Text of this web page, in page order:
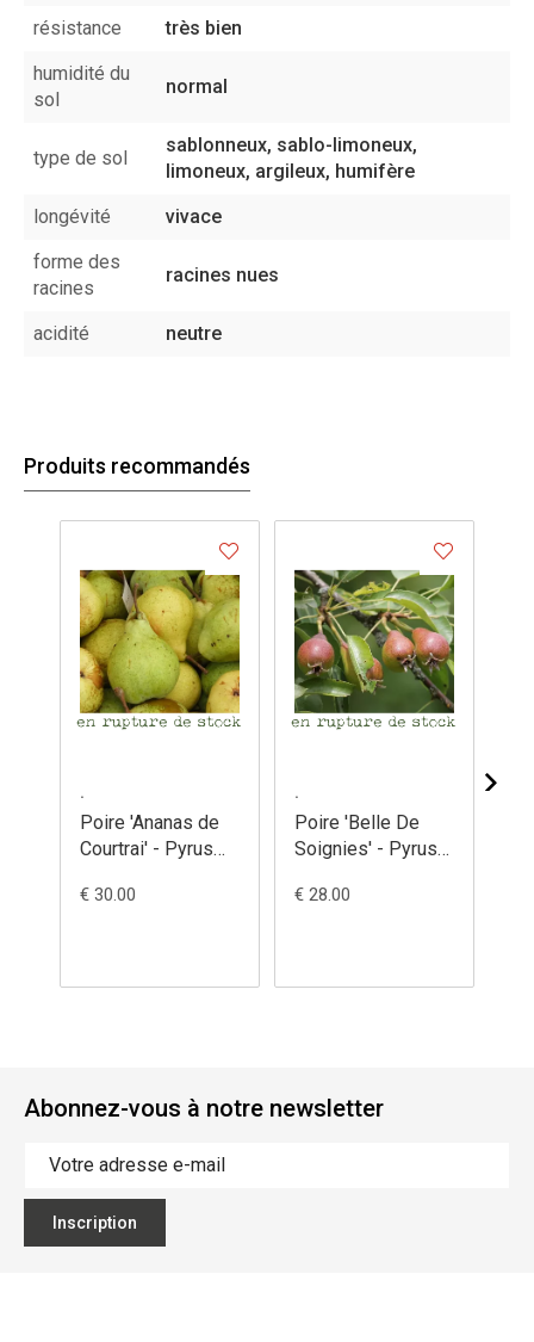
résistance
très bien
humidité du
sol
normal
type de sol
sablonneux, sablo-limoneux,
limoneux, argileux, humifère
longévité
vivace
forme des
racines
racines nues
acidité neutre
Produits recommandés
.
Poire 'Ananas de
Courtrai' - Pyrus
€ 30.00
.
Poire 'Belle De
Soignies' - Pyrus
€ 28.00
Abonnez-vous à notre newsletter
Inscription